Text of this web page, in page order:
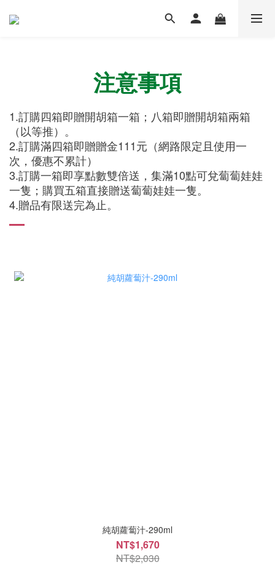
注意事項
1.訂購四箱即贈開胡箱一箱；八箱即贈開胡箱兩箱
（以等推）。
2.訂購滿四箱即贈贈金111元（網路限定且使用一
次，優惠不累計）
3.訂購一箱即享點數雙倍送，集滿10點可兌蔔蔔娃娃
一隻；購買五箱直接贈送蔔蔔娃娃一隻。
4.贈品有限送完為止。
純胡蘿蔔汁-290ml
NT$1,670
NT$2,030